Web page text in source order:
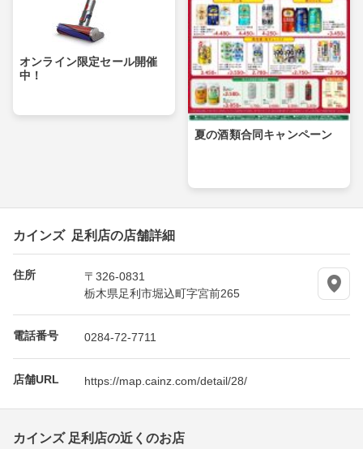
オンライン限定セール開催
中！
夏の酒類合同キャンペーン
カインズ 足利店の店舗詳細
住所
〒326-0831
栃木県足利市堀込町字宮前265
電話番号 0284-72-7711
店舗URL https://map.cainz.com/detail/28/
カインズ 足利店の近くのお店